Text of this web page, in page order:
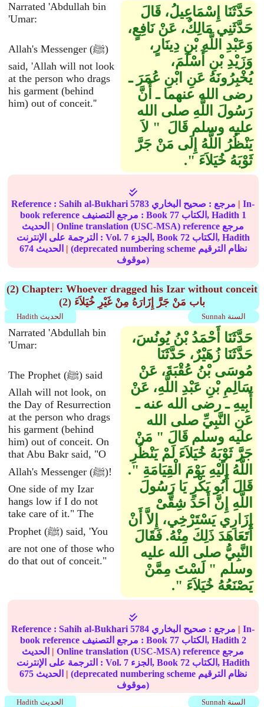
Narrated 'Abdullah bin
'Umar:
Allah's Messenger (ﷺ)
said, 'Allah will not look
at the person who drags
his garment (behind
him) out of conceit.''
حَدَّثَنَا إِسْمَاعِيلُ، قَالَ
حَدَّثَنِي مَالِكٌ، عَنْ نَافِعٍ،
وَعَبْدِ اللَّهِ بْنِ دِينَارٍ،
وَزَيْدِ بْنِ أَسْلَمَ،
يُخْبِرُونَهُ عَنِ ابْنِ عُمَرَ ـ
رضى الله عنهما ـ أَنَّ
رَسُولَ اللَّهِ صلى الله
عليه وسلم قَالَ ‏ "‏ لاَ
يَنْظُرُ اللَّهُ إِلَى مَنْ جَرَّ
ثَوْبَهُ خُيَلاَءَ ‏"‏‏.‏
Reference :Sahih al-Bukhari 5783 مرجع : صحيح البخاري | In-
book reference مرجع التصنيف : Book 77 الكتاب, Hadith 1
| Online translation (USC-MSA) reference مرجع
الترجمة على الإنترنت : Vol. 7 الجزء, Book 72
الكتاب, Hadith
674
| (deprecated numbering scheme نظام الترقيم
موقوف)
(2) Chapter: Whoever dragged his Izar without conceit
(2) باب مَنْ جَرَّ إِزَارَهُ مِنْ غَيْرِ خُيَلاَءَ
Sunnah السنة Hadith الحديث
Narrated 'Abdullah bin
'Umar:
The Prophet (ﷺ) said
Allah will not look, on
the Day of Resurrection
at the person who drags
his garment (behind
him) out of conceit. On
that Abu Bakr said, "O
Allah's Messenger (ﷺ)!
One side of my Izar
hangs low if I do not
take care of it." The
Prophet (ﷺ) said, 'You
are not one of those who
do that out of conceit."
حَدَّثَنَا أَحْمَدُ بْنُ يُونُسَ،
حَدَّثَنَا زُهَيْرٌ، حَدَّثَنَا
مُوسَى بْنُ عُقْبَةَ، عَنْ
سَالِمِ بْنِ عَبْدِ اللَّهِ، عَنْ
أَبِيهِ ـ رضى الله عنه ـ
عَنِ النَّبِيِّ صلى الله
عليه وسلم قَالَ ‏"‏ مَنْ
جَرَّ ثَوْبَهُ خُيَلاَءَ لَمْ يَنْظُرِ
اللَّهُ إِلَيْهِ يَوْمَ الْقِيَامَةِ ‏"‏‏.‏
قَالَ أَبُو بَكْرٍ يَا رَسُولَ
اللَّهِ إِنَّ أَحَدَ شِقَّىْ
إِزَارِي يَسْتَرْخِي، إِلاَّ أَنْ
أَتَعَاهَدَ ذَلِكَ مِنْهُ‏.‏ فَقَالَ
النَّبِيُّ صلى الله عليه
وسلم ‏"‏ لَسْتَ مِمَّنْ
يَصْنَعُهُ خُيَلاَءَ ‏"‏‏.‏
Reference :Sahih al-Bukhari 5784 مرجع : صحيح البخاري | In-
book reference مرجع التصنيف : Book 77 الكتاب, Hadith 2
| Online translation (USC-MSA) reference مرجع
الترجمة على الإنترنت : Vol. 7 الجزء, Book 72
الكتاب, Hadith
675
| (deprecated numbering scheme نظام الترقيم
موقوف)
Sunnah السنة Hadith الحديث